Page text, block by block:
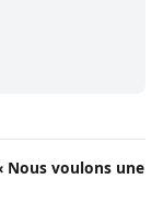
Nous voulons une